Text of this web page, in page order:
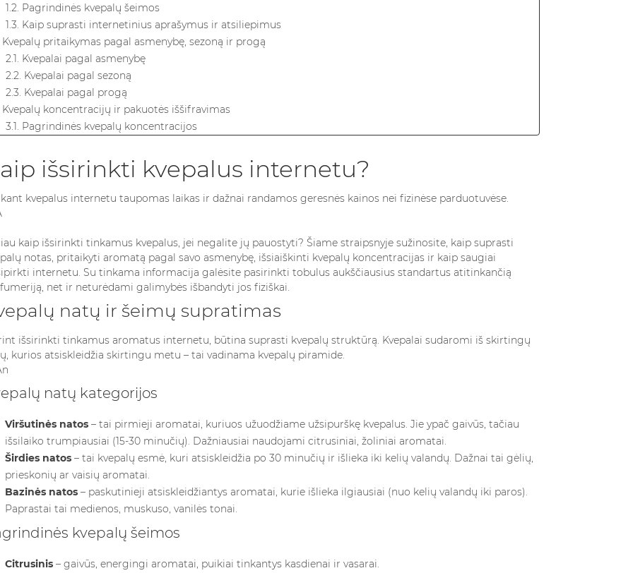
ILGĀK
aspekts,
jūsu
IR NEPIECIEŠAMI?
VISAPTVEROŠS
CEĻVEDIS
4998 views
Paakių kremai – vieni iš tų
kosmetikos produktų, kurie
nuolat kelia diskusijas.
Vieni juos laiko būtinu
odos...
ŽENKLĄ?
4704 views
Kvepalai yra ne tik grožio
savo asmenybę. Renkantis
Mūsdienu parfimērija mūs
iegremdē aromātu pasaulē,
taču divi atšķirīgi aromātu
ieņem īpašu...
1.2. Pagrindinės kvepalų šeimos
1.3. Kaip suprasti internetinius aprašymus ir atsiliepimus
Kvepalų pritaikymas pagal asmenybę, sezoną ir progą
2.1. Kvepalai pagal asmenybę
2.2. Kvepalai pagal sezoną
2.3. Kvepalai pagal progą
Kvepalų koncentracijų ir pakuotės iššifravimas
3.1. Pagrindinės kvepalų koncentracijos
Saugus apsipirkimas: autentiškumas, pavyzdžiai ir grąžinimai
4.1. Kaip atpažinti patikimą pardavėją
4.2. Kaip atpažinti padirbtus kvepalus
Dažniausiai užduodami klausimai
6.1. Kaip nustatyti, ar kvepalai man tiks, perkant juos internetu?
6.2. Ką reiškia EDP, EDT ir EDC?
6.3. Kaip išvengti padirbtų kvepalų pirkimo internetu?
6.4. Ar saugu pirkti kvepalus internetu jų neužuodus?
išsirinkti kvepalus internetu?
kvepalus internetu taupomas laikas ir dažnai randamos geresnės kainos nei fizinėse parduotuvėse.
kaip išsirinkti tinkamus kvepalus, jei negalite jų pauostyti? Šiame straipsnyje sužinosite, kaip suprasti
notas, pritaikyti aromatą pagal savo asmenybę, išsiaiškinti kvepalų koncentracijas ir kaip saugiai
internetu. Su tinkama informacija galėsite pasirinkti tobulus aukščiausius standartus atitinkančią
, net ir neturėdami galimybės išbandyti jos fiziškai.
natų ir šeimų supratimas
išsirinkti tinkamus aromatus internetu, būtina suprasti kvepalų struktūrą. Kvepalai sudaromi iš skirtingų
kurios atsiskleidžia skirtingu metu – tai vadinama kvepalų piramide.
natų kategorijos
Viršutinės natos– tai pirmieji aromatai, kuriuos užuodžiame užsipurškę kvepalus. Jie ypač gaivūs, tačiau
išsilaiko trumpiausiai (15-30 minučių). Dažniausiai naudojami citrusiniai, žoliniai aromatai.
Širdies natos– tai kvepalų esmė, kuri atsiskleidžia po 30 minučių ir išlieka iki kelių valandų. Dažnai tai gėlių,
prieskonių ar vaisių aromatai.
Bazinės natos– paskutinieji atsiskleidžiantys aromatai, kurie išlieka ilgiausiai (nuo kelių valandų iki paros).
Paprastai tai medienos, muskuso, vanilės tonai.
kvepalų šeimos
Citrusinis– gaivūs, energingi aromatai, puikiai tinkantys kasdienai ir vasarai.